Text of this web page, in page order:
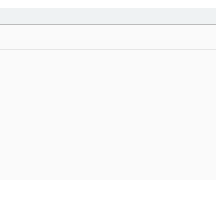
供に際して、その利用目的を明確にし
国が定める指針及びその他の規範を遵